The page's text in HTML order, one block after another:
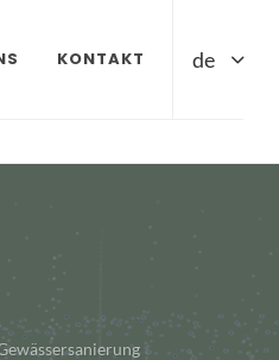
KONTAKT de